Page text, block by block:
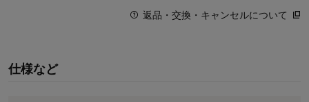
返品・交換・キャンセルについて
仕様など